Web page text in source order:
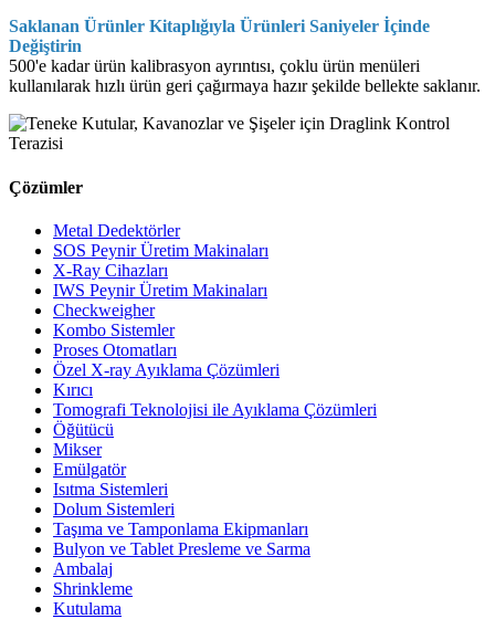
Saklanan Ürünler Kitaplığıyla Ürünleri Saniyeler İçinde
Değiştirin
500'e kadar ürün kalibrasyon ayrıntısı, çoklu ürün menüleri
kullanılarak hızlı ürün geri çağırmaya hazır şekilde bellekte saklanır.
Çözümler
Metal Dedektörler
SOS Peynir Üretim Makinaları
X-Ray Cihazları
IWS Peynir Üretim Makinaları
Checkweigher
Kombo Sistemler
Proses Otomatları
Özel X-ray Ayıklama Çözümleri
Kırıcı
Tomografi Teknolojisi ile Ayıklama Çözümleri
Öğütücü
Mikser
Emülgatör
Isıtma Sistemleri
Dolum Sistemleri
Taşıma ve Tamponlama Ekipmanları
Bulyon ve Tablet Presleme ve Sarma
Ambalaj
Shrinkleme
Kutulama